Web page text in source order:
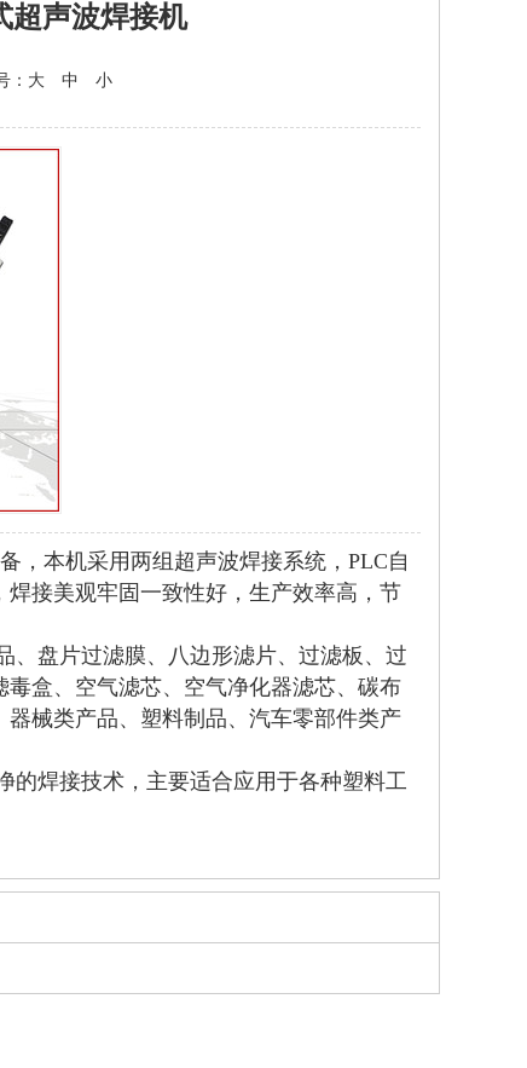
超声波焊接机
大 中 小
，本机采用两组超声波焊接系统，PLC自
接美观牢固一致性好，生产效率高，节
、盘片过滤膜、八边形滤片、过滤板、过
盒、空气滤芯、空气净化器滤芯、碳布
械类产品、塑料制品、汽车零部件类产
的焊接技术，主要适合应用于各种塑料工